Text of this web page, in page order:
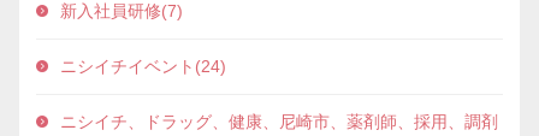
新入社員研修(7)
ニシイチイベント(24)
ニシイチ、ドラッグ、健康、尼崎市、薬剤師、採用、調剤